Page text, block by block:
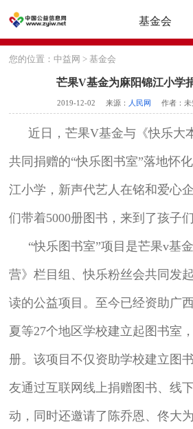
基金会
您的位置：中益网 >基金会
芒果V基金为麻阳锦江小学
2019-12-02 来源： 人民网 作者：未
近日，芒果V基金与《快乐大
共同捐赠的“快乐图书室”落地怀
江小学，新声代艺人在铭和爱心
们带着5000册图书，来到了孩子
“快乐图书室”项目是芒果v基
营》栏目组、快乐粉丝会共同发
读的公益项目。至今已经资助广
夏等27个地区学校建立起图书室
册。该项目不仅资助学校建立图
友通过互联网线上捐赠图书、线
动，同时还邀请了陈乔恩、佟大